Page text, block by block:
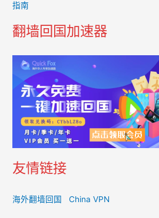
指南
翻墙回国加速器
友情链接
海外翻墙回国 China VPN